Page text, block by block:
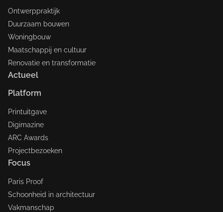
Ontwerppraktijk
Duurzaam bouwen
Woningbouw
Maatschappij en cultuur
Renovatie en transformatie
Actueel
Platform
Printuitgave
Digimazine
ARC Awards
Projectbezoeken
Focus
Paris Proof
Schoonheid in architectuur
Vakmanschap